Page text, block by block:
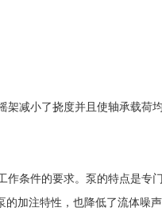
架减小了挠度并且使轴承载
作条件的要求。泵的特点是专
加注特性，也降低了流体噪